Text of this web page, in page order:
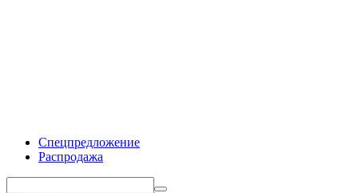
Спецпредложение
Распродажа